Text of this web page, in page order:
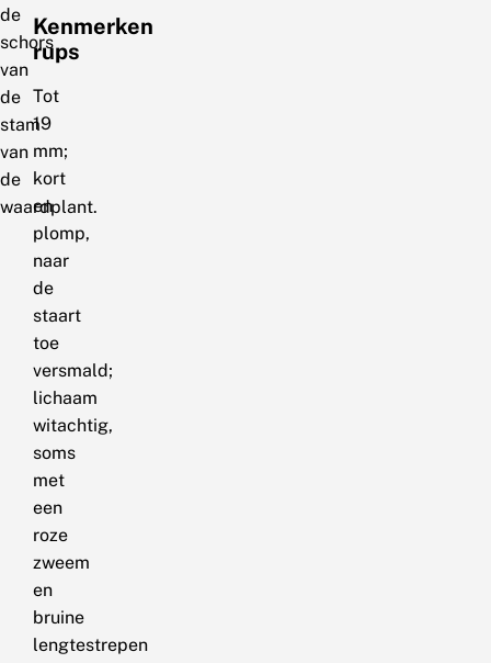
de
schors
van
de
stam
van
de
waardplant.
Kenmerken
rups
Tot
19
mm;
kort
en
plomp,
naar
de
staart
toe
versmald;
lichaam
witachtig,
soms
met
een
roze
zweem
en
bruine
lengtestrepen